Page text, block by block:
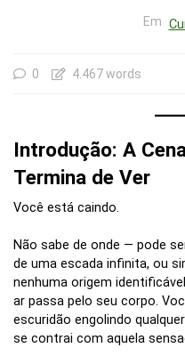
Em
0 4.467 words
Introdução: A
Termina de Ver
Você está caindo.
Não sabe de onde — pode
de uma escada infinita, ou
nenhuma origem
ar passa pelo seu corpo.
escuridão engolindo
se contrai com aquela